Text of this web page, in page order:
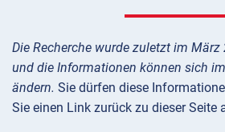
Die Recherche wurde zuletzt im
und die Informationen können sich
ändern. Sie dürfen diese
Sie einen Link zurück zu dieser Seite